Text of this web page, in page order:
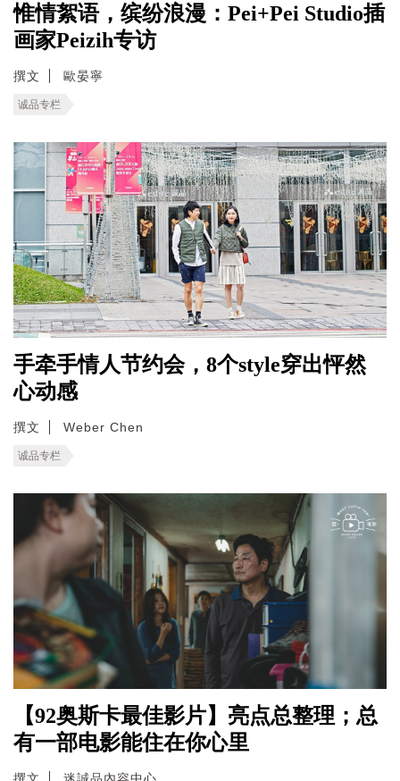
惟情絮语，缤纷浪漫：Pei+Pei Studio插
画家Peizih专访
撰文 歐晏寧
诚品专栏
手牵手情人节约会，8个style穿出怦然
心动感
撰文 Weber Chen
诚品专栏
【92奥斯卡最佳影片】亮点总整理；总
有一部电影能住在你心里
撰文 迷誠品內容中心